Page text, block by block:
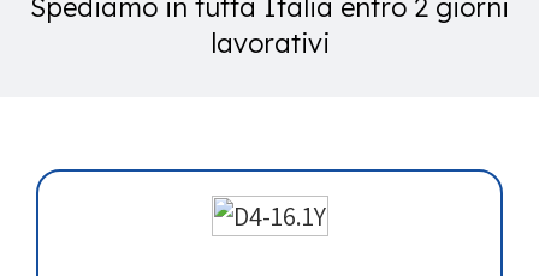
Spediamo in tutta Italia entro 2 giorni
lavorativi